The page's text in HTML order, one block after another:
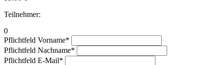
Teilnehmer:
0
Pflichtfeld Vorname*
Pflichtfeld Nachname*
Pflichtfeld E-Mail*